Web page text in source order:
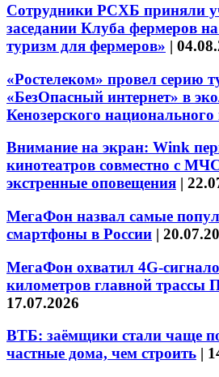
Сотрудники РСХБ приняли
заседании Клуба фермеров
туризм для фермеров» |
«Ростелеком» провел серию
«БезОпасный интернет» в
Кенозерского национального
Внимание на экран: Wink
кинотеатров совместно с
экстренные оповещения |
МегаФон назвал самые
смартфоны в России |
МегаФон охватил 4G-
километров главной трассы
17.07.2026
ВТБ: заёмщики стали чаще
частные дома, чем строить |